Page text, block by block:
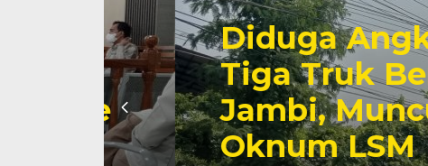
Diduga Angkut
Tiga Truk
Jambi, Muncul
Oknum LSM